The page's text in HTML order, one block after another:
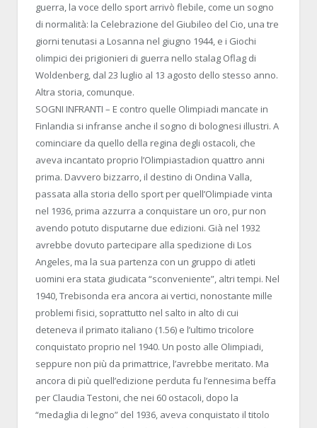
guerra, la voce dello sport arrivò flebile, come un sogno
di normalità: la Celebrazione del Giubileo del Cio, una tre
giorni tenutasi a Losanna nel giugno 1944, e i Giochi
olimpici dei prigionieri di guerra nello stalag Oflag di
Woldenberg, dal 23 luglio al 13 agosto dello stesso anno.
Altra storia, comunque.
SOGNI INFRANTI – E contro quelle Olimpiadi mancate in
Finlandia si infranse anche il sogno di bolognesi illustri. A
cominciare da quello della regina degli ostacoli, che
aveva incantato proprio l’Olimpiastadion quattro anni
prima. Davvero bizzarro, il destino di Ondina Valla,
passata alla storia dello sport per quell’Olimpiade vinta
nel 1936, prima azzurra a conquistare un oro, pur non
avendo potuto disputarne due edizioni. Già nel 1932
avrebbe dovuto partecipare alla spedizione di Los
Angeles, ma la sua partenza con un gruppo di atleti
uomini era stata giudicata “sconveniente”, altri tempi. Nel
1940, Trebisonda era ancora ai vertici, nonostante mille
problemi fisici, soprattutto nel salto in alto di cui
deteneva il primato italiano (1.56) e l’ultimo tricolore
conquistato proprio nel 1940. Un posto alle Olimpiadi,
seppure non più da primattrice, l’avrebbe meritato. Ma
ancora di più quell’edizione perduta fu l’ennesima beffa
per Claudia Testoni, che nei 60 ostacoli, dopo la
“medaglia di legno” del 1936, aveva conquistato il titolo